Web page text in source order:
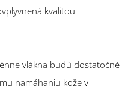
kvalitou
vlákna budú dostatočné
namáhaniu kože v